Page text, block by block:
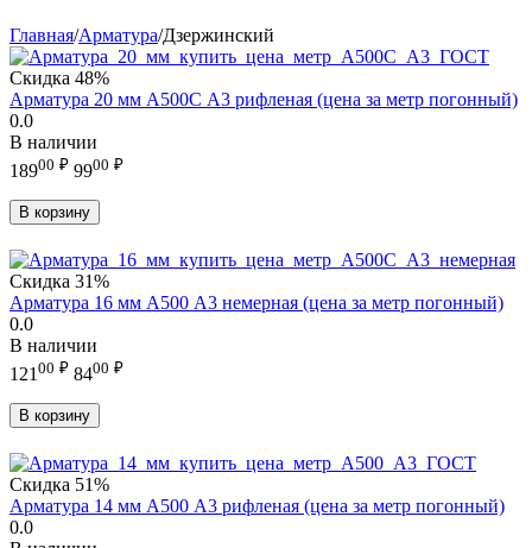
Главная/Арматура/Дзержинский
Скидка 48%
Арматура 20 мм А500С А3 рифленая (цена за метр погонный)
0.0
В наличии
18900 ₽ 9900 ₽
В корзину
Скидка 31%
Арматура 16 мм А500 А3 немерная (цена за метр погонный)
0.0
В наличии
121 00 ₽ 8400 ₽
В корзину
Скидка 51%
Арматура 14 мм А500 А3 рифленая (цена за метр погонный)
0.0